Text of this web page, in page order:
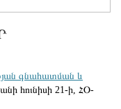
գնահատման և
հունիսի 21-ի, ՀՕ-